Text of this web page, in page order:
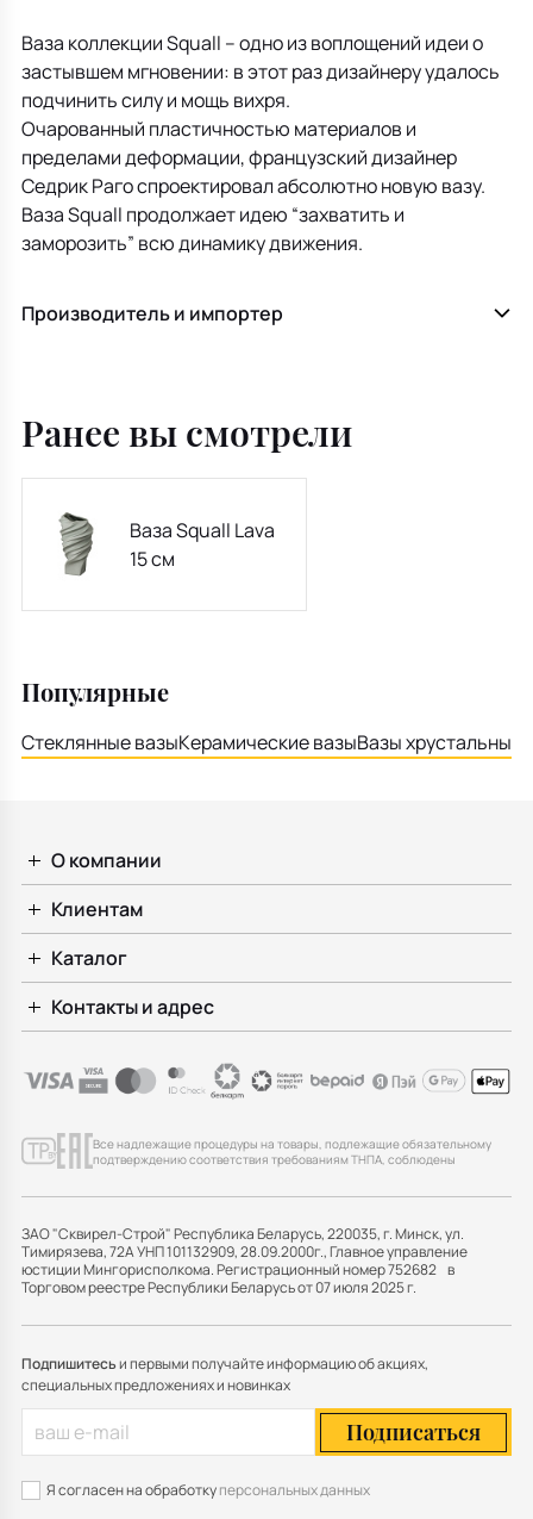
Ваза коллекции Squall – одно из воплощений идеи о
застывшем мгновении: в этот раз дизайнеру удалось
подчинить силу и мощь вихря.
Очарованный пластичностью материалов и
пределами деформации, французский дизайнер
Cедрик Раго спроектировал абсолютно новую вазу.
Ваза Squall продолжает идею “захватить и
заморозить” всю динамику движения.
Производитель и импортер
Ранее вы смотрели
Ваза Squall Lava
15 cм
Популярные
Стеклянные вазыКерамические вазыВазы хрустальные
О компании
Клиентам
Каталог
Контакты и адрес
Все надлежащие процедуры на товары, подлежащие обязательному
подтверждению соответствия требованиям ТНПА, соблюдены
ЗАО "Сквирел-Строй" Республика Беларусь, 220035, г. Минск, ул.
Тимирязева, 72А УНП 101132909, 28.09.2000г., Главное управление
юстиции Мингорисполкома. Регистрационный номер 752682 в
Торговом реестре Республики Беларусь от 07 июля 2025 г.
Подпишитесьи первыми получайте информацию об акциях,
специальных предложениях и новинках
Подписаться
Я согласен на обработкуперсональных данных